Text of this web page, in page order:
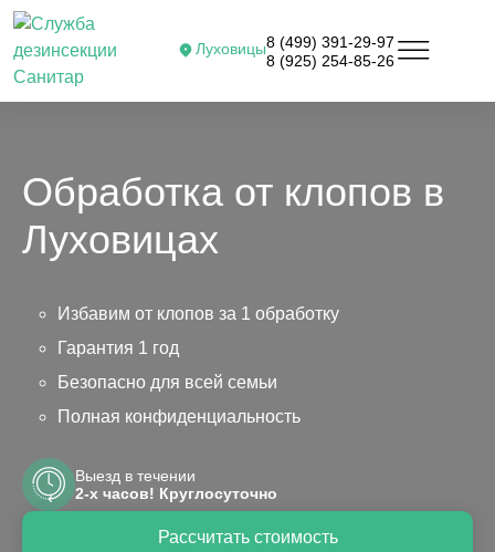
Луховицы8 (499) 391-29-97
8 (925) 254-85-26
Обработка от клопов в
Луховицах
Избавим от клопов за 1 обработку
Гарантия 1 год
Безопасно для всей семьи
Полная конфиденциальность
Рассчитать стоимость
Выезд в течении
2-х часов! Круглосуточно